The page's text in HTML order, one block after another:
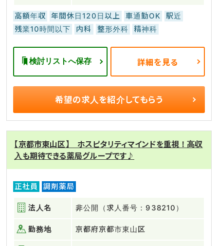
高額年収 年間休日120日以上 車通勤OK
駅近
残業10時間以下
内科 整形外科 精神科
検討リストへ保存 詳細を見る
希望の求人を紹介してもらう
【京都市東山区】 ホスピタリティマインドを重視！高収
入も期待できる薬局グループです♪
正社員 調剤薬局
法人名 非公開（求人番号：938210）
勤務地 京都府京都市東山区